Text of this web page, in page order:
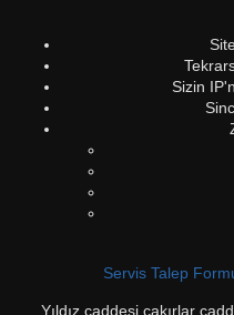
Sizin
Servis Talep
Yıldız caddesi çakırlar